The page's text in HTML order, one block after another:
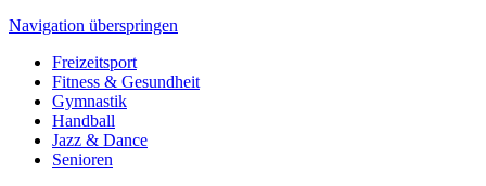
Navigation überspringen
Freizeitsport
Fitness & Gesundheit
Gymnastik
Handball
Jazz & Dance
Senioren